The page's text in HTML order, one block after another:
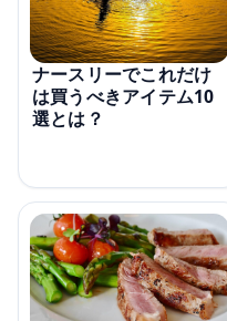
ナースリーでこれだけ
は買うべきアイテム10
選とは？